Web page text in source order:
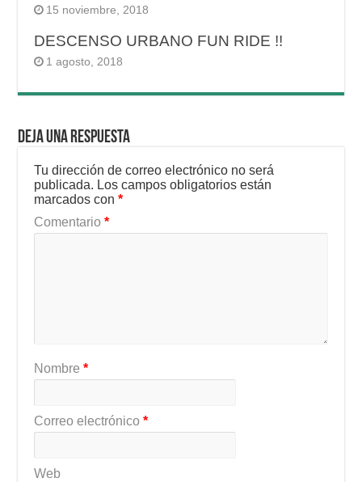
15 noviembre, 2018
DESCENSO URBANO FUN RIDE !!
1 agosto, 2018
Deja una respuesta
Tu dirección de correo electrónico no será
publicada. Los campos obligatorios están
marcados con*
Comentario*
Nombre*
Correo electrónico*
Web